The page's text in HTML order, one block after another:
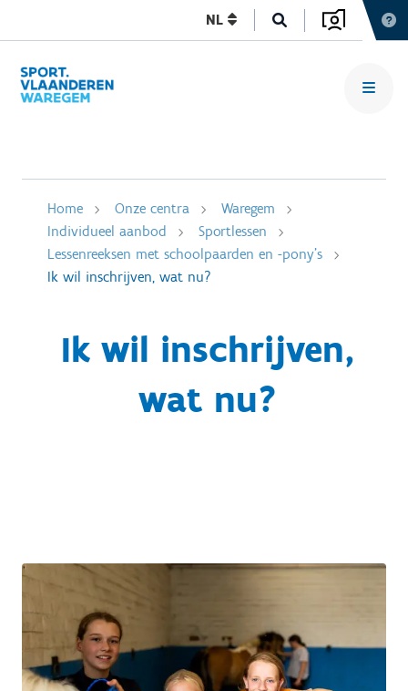
NL
Home Onze centra
Waregem
Individueel aanbod
Sportlessen
Lessenreeksen met schoolpaarden en -pony's
Ik wil inschrijven, wat nu?
Ik wil inschrijven,
wat nu?